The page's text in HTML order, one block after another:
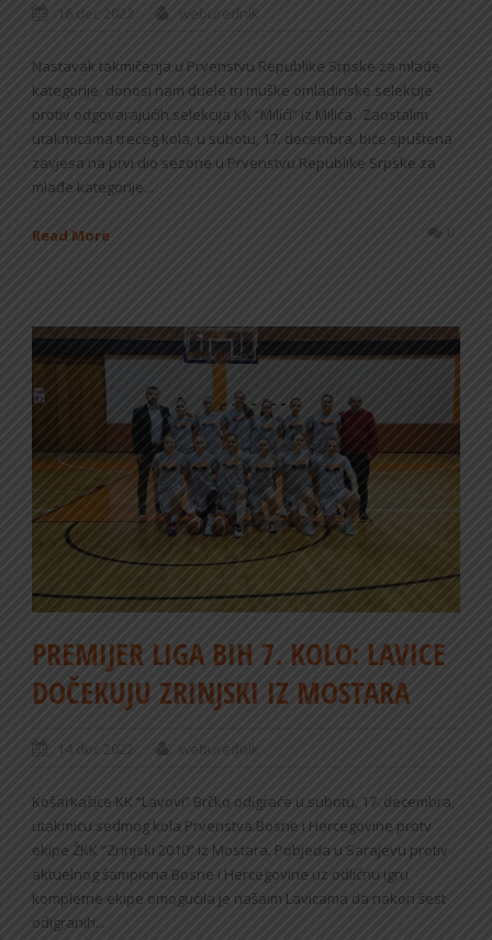
16 dec 2022 weburednik
Nastavak takmičenja u Prvenstvu Republike Srpske za mlađe
kategorije, donosi nam duele tri muške omladinske selekcije
protiv odgovarajućih selekcija KK “Milići” iz Milića. Zaostalim
utakmicama trećeg kola, u subotu, 17. decembra, biće spuštena
zavjesa na prvi dio sezone u Prvenstvu Republike Srpske za
mlađe kategorije...
Read More 0
PREMIJER LIGA BIH 7. KOLO: LAVICE
DOČEKUJU ZRINJSKI IZ MOSTARA
14 dec 2022 weburednik
Košarkašice KK “Lavovi” Brčko odigraće u subotu, 17. decembra,
utakmicu sedmog kola Prvenstva Bosne i Hercegovine protv
ekipe ŽKK “Zrinjski 2010” iz Mostara. Pobjeda u Sarajevu protiv
aktuelnog šampiona Bosne i Hercegovine uz odličnu igru
kompletne ekipe omogućila je našaim Lavicama da nakon šest
odigranih...